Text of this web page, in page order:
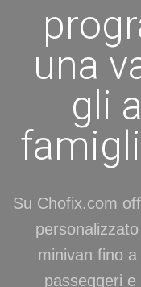
una
gli
Su Chofix.com
minivan fino
passeggeri